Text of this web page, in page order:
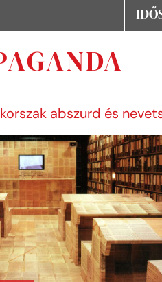
abszurd és